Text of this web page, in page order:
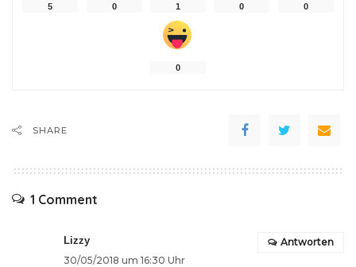
5 0 1 0 0
0
SHARE
1 Comment
Lizzy
30/05/2018 um 16:30 Uhr
Antworten